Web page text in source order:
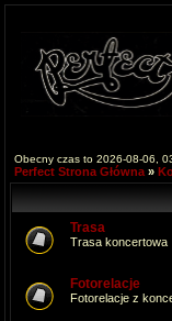
Obecny czas to 2026-08-06,
Perfect Strona Główna »
Trasa
Trasa koncertowa
Fotorelacje
Fotorelacje z